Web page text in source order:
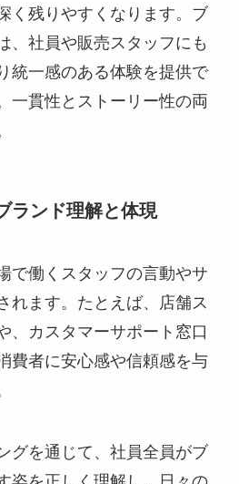
く残りやすくなります。ブ
、社員や販売スタッフにも
統一感のある体験を提供で
一貫性とストーリー性の両
ランド理解と体現
で働くスタッフの言動やサ
れます。たとえば、店舗ス
、カスタマーサポート窓口
費者に安心感や信頼感を与
グを通じて、社員全員がブ